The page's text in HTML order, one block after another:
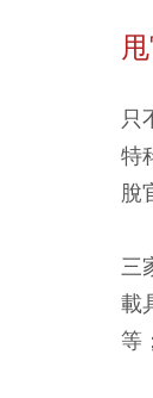
只
特
脫
三
載
等